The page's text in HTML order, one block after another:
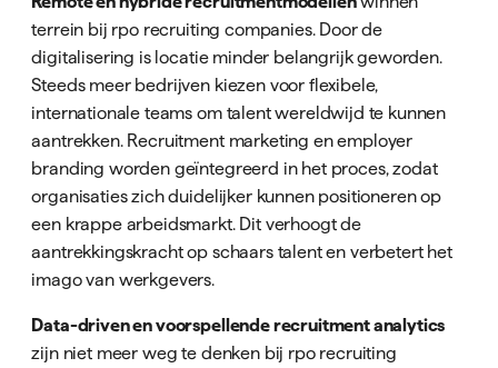
terrein bij rpo recruiting companies. Door de
digitalisering is locatie minder belangrijk geworden.
Steeds meer bedrijven kiezen voor flexibele,
internationale teams om talent wereldwijd te kunnen
aantrekken. Recruitment marketing en employer
branding worden geïntegreerd in het proces, zodat
organisaties zich duidelijker kunnen positioneren op
een krappe arbeidsmarkt. Dit verhoogt de
aantrekkingskracht op schaars talent en verbetert het
imago van werkgevers.
Data-driven en voorspellende recruitment analytics
zijn niet meer weg te denken bij rpo recruiting